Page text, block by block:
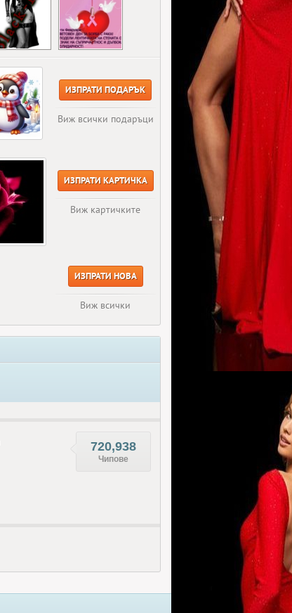
ИЗПРАТИ ПОДАРЪК
Виж всички подаръци
ИЗПРАТИ КАРТИЧКА
Виж картичките
ИЗПРАТИ НОВА
Виж всички
720,938
Чипове